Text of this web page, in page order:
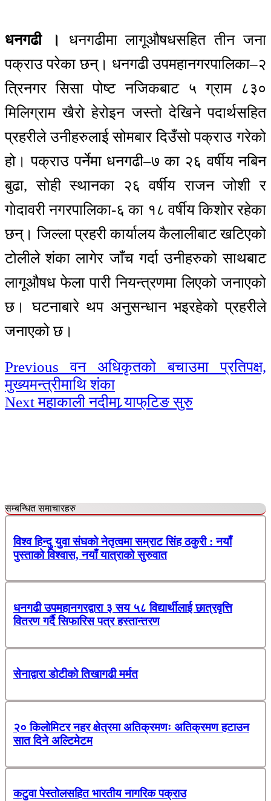
धनगढी ।
धनगढीमा लागूऔषधसहित तीन जना
पक्राउ परेका छन्। धनगढी उपमहानगरपालिका–२
त्रिनगर सिसा पोष्ट नजिकबाट ५ ग्राम ८३०
मिलिग्राम खैरो हेरोइन जस्तो देखिने पदार्थसहित
प्रहरीले उनीहरुलाई सोमबार दिउँसो पक्राउ गरेको
हो। पक्राउ पर्नेमा धनगढी–७ का २६ वर्षीय नबिन
बुढा, सोही स्थानका २६ वर्षीय राजन जोशी र
गाेदावरी नगरपालिका-६ का १८ वर्षीय किशोर रहेका
छन्। जिल्ला प्रहरी कार्यालय कैलालीबाट खटिएको
टोलीले शंका लागेर जाँच गर्दा उनीहरुको साथबाट
लागूऔषध फेला पारी नियन्त्रणमा लिएको जनाएको
छ। घटनाबारे थप अनुसन्धान भइरहेको प्रहरीले
जनाएको छ।
Continue
Reading
Previous वन अधिकृतको बचाउमा प्रतिपक्ष,
मुख्यमन्त्रीमाथि शंका
Nextमहाकाली नदीमा र्‍याफ्‌टिङ सुरु
सम्बन्धित समाचारहरु
विश्व हिन्दु युवा संघको नेतृत्वमा सम्राट सिंह ठकुरी : नयाँ
पुस्ताको विश्वास, नयाँ यात्राको सुरुवात
धनगढी उपमहानगरद्वारा ३ सय ५८ विद्यार्थीलाई छात्रवृत्ति
वितरण गर्दै सिफारिस पत्र हस्तान्तरण
सेनाद्वारा डोटीको तिखागढी मर्मत
२० किलोमिटर नहर क्षेत्रमा अतिक्रमणः अतिक्रमण हटाउन
सात दिने अल्टिमेटम
कटुवा पेस्तोलसहित भारतीय नागरिक पक्राउ